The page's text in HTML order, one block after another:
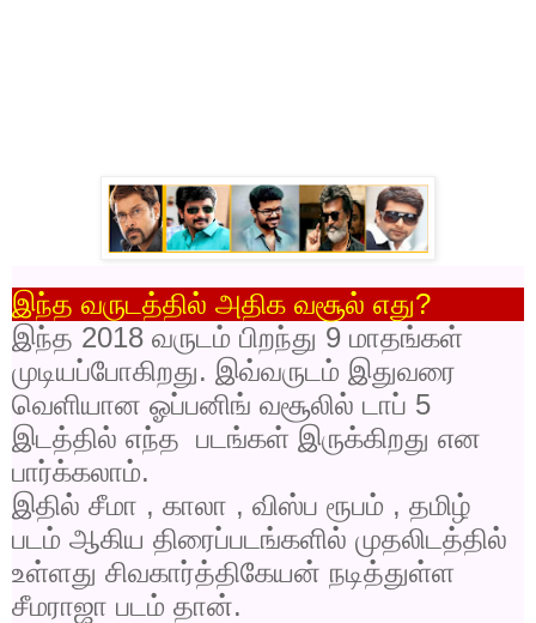
இந்த வருடத்தில் அதிக வசூல் எது?
இந்த 2018 வருடம் பிறந்து 9 மாதங்கள்
முடியப்போகிறது. இவ்வருடம் இதுவரை
வெளியான ஓப்பனிங் வசூலில் டாப் 5
இடத்தில் எந்த படங்கள் இருக்கிறது என
பார்க்கலாம்.
இதில் சீமா , காலா , விஸ்ப ரூபம் , தமிழ்
படம் ஆகிய திரைப்படங்களில் முதலிடத்தில்
உள்ளது சிவகார்த்திகேயன் நடித்துள்ள
சீமராஜா படம் தான்.